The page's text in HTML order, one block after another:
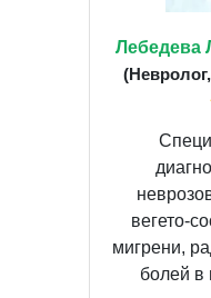
Лебедева
вегето-
мигрени,
болей в